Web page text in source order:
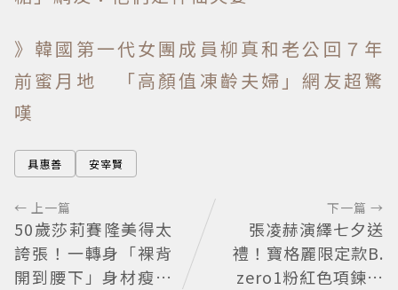
》韓國第一代女團成員柳真和老公回７年
前蜜月地 「高顏值凍齡夫婦」網友超驚
嘆
具惠善 安宰賢
← 上一篇
50歲莎莉賽隆美得太
誇張！一轉身「裸背
開到腰下」身材瘦到
下一篇 →
張凌赫演繹七夕送
禮！寶格麗限定款B.
zero1粉紅色項鍊甜